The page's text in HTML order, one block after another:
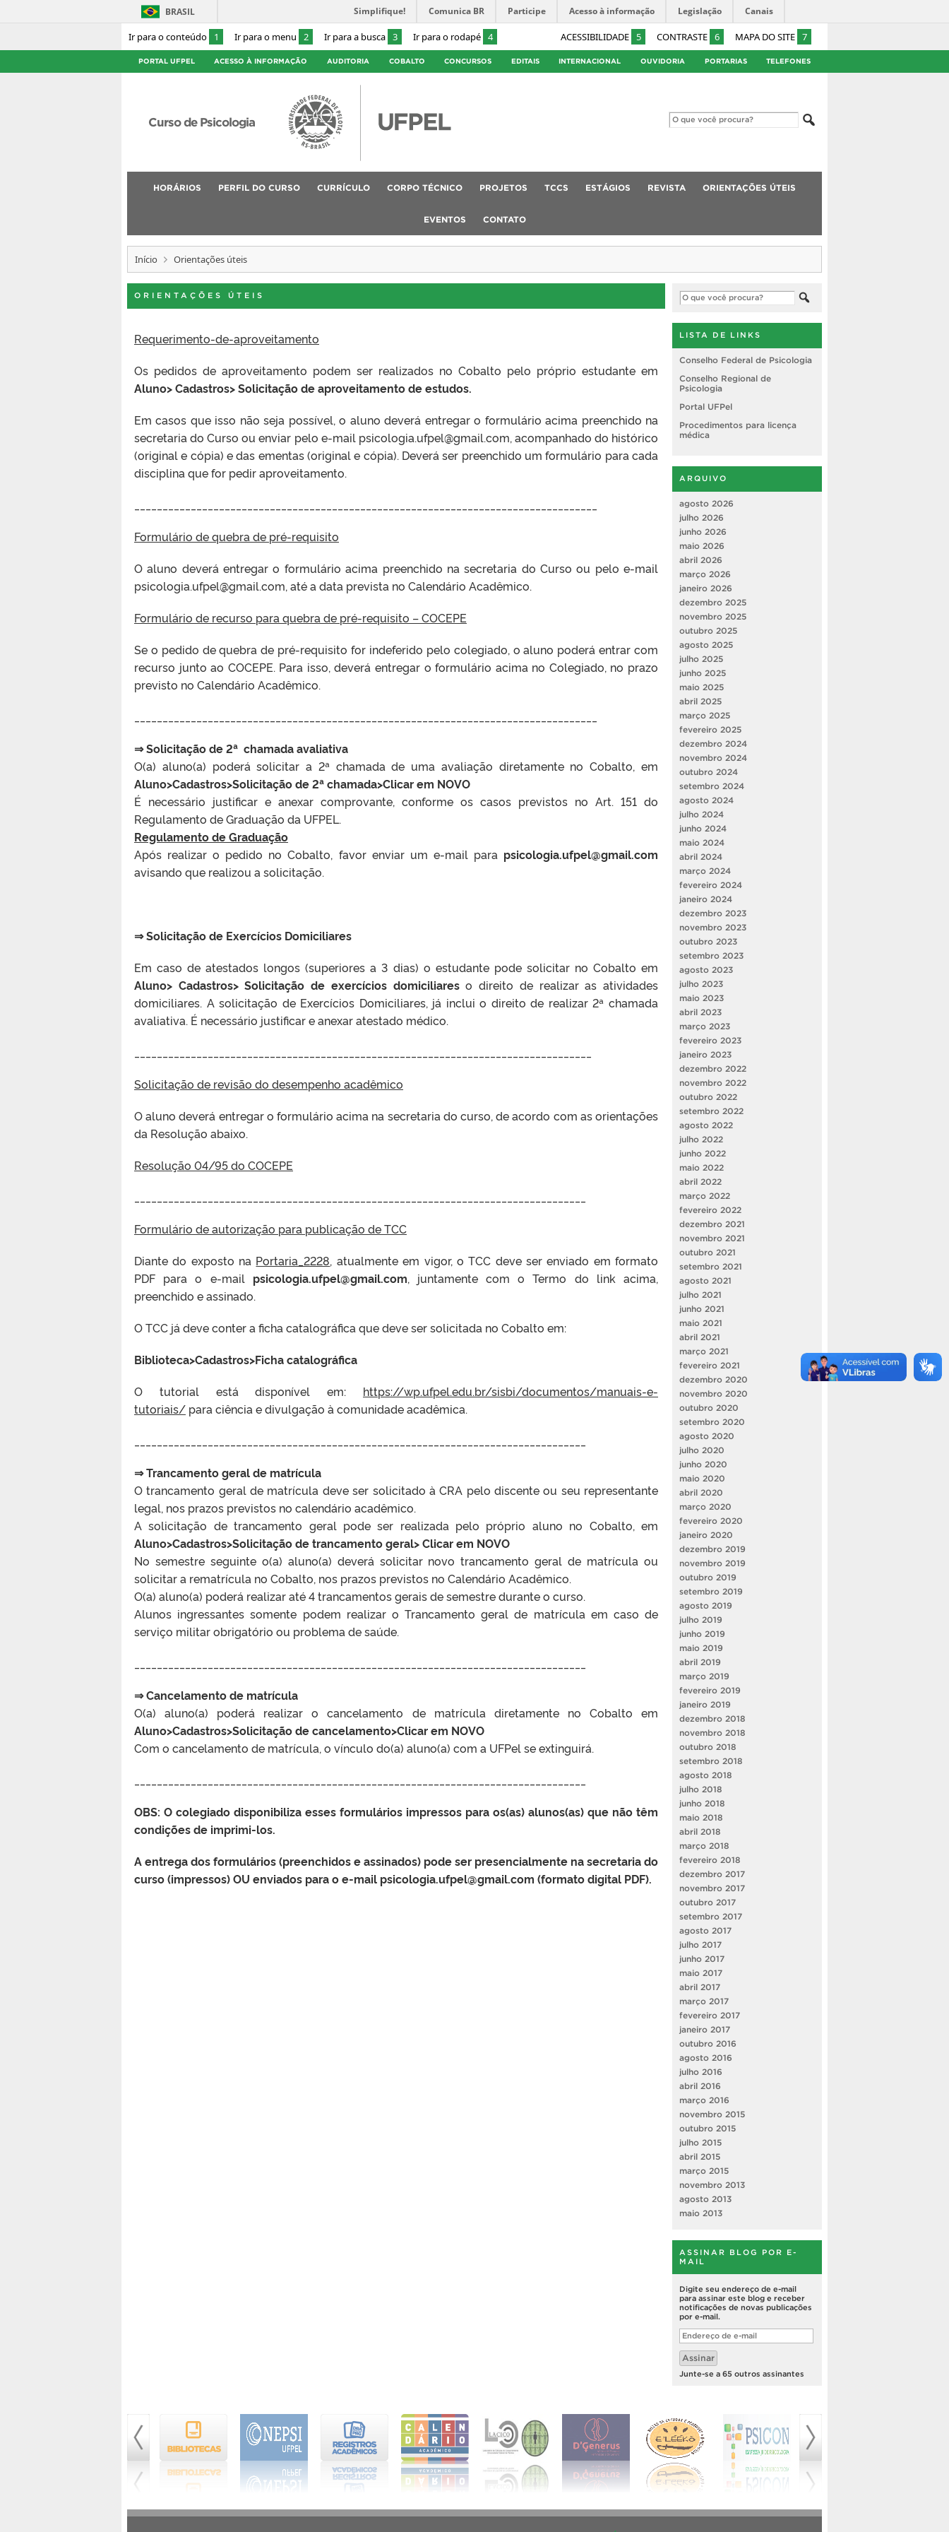
Ir para o conteúdo 1 Ir para o menu 2 Ir para a busca 3 Ir para o rodapé 4 ACESSIBILIDADE 5 CONTRASTE 6 MAPA DO SITE 7
BRASIL Simplifique! Comunica BR Participe Acesso à informação Legislação Canais
PORTAL UFPEL ACESSO À INFORMAÇÃO AUDITORIA COBALTO CONCURSOS EDITAIS INTERNACIONAL OUVIDORIA PORTARIAS TELEFONES
Curso de Psicologia
HORÁRIOS PERFIL DO CURSO CURRÍCULO CORPO TÉCNICO PROJETOS TCCS ESTÁGIOS REVISTA ORIENTAÇÕES ÚTEIS
EVENTOS CONTATO
Início Orientações úteis
ORIENTAÇÕES ÚTEIS
Requerimento-de-aproveitamento
Os pedidos de aproveitamento podem ser realizados no Cobalto pelo próprio estudante em
Aluno> Cadastros> Solicitação de aproveitamento de estudos.
Em casos que isso não seja possível, o aluno deverá entregar o formulário acima preenchido na
secretaria do Curso ou enviar pelo e-mail psicologia.ufpel@gmail.com, acompanhado do histórico
(original e cópia) e das ementas (original e cópia). Deverá ser preenchido um formulário para cada
disciplina que for pedir aproveitamento.
Formulário de quebra de pré-requisito
O aluno deverá entregar o formulário acima preenchido na secretaria do Curso ou pelo e-mail
psicologia.ufpel@gmail.com, até a data prevista no Calendário Acadêmico.
Formulário de recurso para quebra de pré-requisito – COCEPE
Se o pedido de quebra de pré-requisito for indeferido pelo colegiado, o aluno poderá entrar com
recurso junto ao COCEPE. Para isso, deverá entregar o formulário acima no Colegiado, no prazo
previsto no Calendário Acadêmico.
⇒ Solicitação de 2ª chamada avaliativa
O(a) aluno(a) poderá solicitar a 2ª chamada de uma avaliação diretamente no Cobalto, em
Aluno>Cadastros>Solicitação de 2ª chamada>Clicar em NOVO
É necessário justificar e anexar comprovante, conforme os casos previstos no Art. 151 do
Regulamento de Graduação da UFPEL.
Regulamento de Graduação
Após realizar o pedido no Cobalto, favor enviar um e-mail para psicologia.ufpel@gmail.com
avisando que realizou a solicitação.
⇒ Solicitação de Exercícios Domiciliares
Em caso de atestados longos (superiores a 3 dias) o estudante pode solicitar no Cobalto em
Aluno> Cadastros> Solicitação de exercícios domiciliareso direito de realizar as atividades
domiciliares. A solicitação de Exercícios Domiciliares, já inclui o direito de realizar 2ª chamada
avaliativa. É necessário justificar e anexar atestado médico.
Solicitação de revisão do desempenho acadêmico
O aluno deverá entregar o formulário acima na secretaria do curso, de acordo com as orientações
da Resolução abaixo.
Resolução 04/95 do COCEPE
Formulário de autorização para publicação de TCC
Diante do exposto na Portaria_2228, atualmente em vigor, o TCC deve ser enviado em formato
PDF para o e-mail psicologia.ufpel@gmail.com, juntamente com o Termo do link acima,
preenchido e assinado.
O TCC já deve conter a ficha catalográfica que deve ser solicitada no Cobalto em:
Biblioteca>Cadastros>Ficha catalográfica
O tutorial está disponível em: https://wp.ufpel.edu.br/sisbi/documentos/manuais-e-
tutoriais/ para ciência e divulgação à comunidade acadêmica.
⇒ Trancamento geral de matrícula
O trancamento geral de matrícula deve ser solicitado à CRA pelo discente ou seu representante
legal, nos prazos previstos no calendário acadêmico.
A solicitação de trancamento geral pode ser realizada pelo próprio aluno no Cobalto, em
Aluno>Cadastros>Solicitação de trancamento geral> Clicar em NOVO
No semestre seguinte o(a) aluno(a) deverá solicitar novo trancamento geral de matrícula ou
solicitar a rematrícula no Cobalto, nos prazos previstos no Calendário Acadêmico.
O(a) aluno(a) poderá realizar até 4 trancamentos gerais de semestre durante o curso.
Alunos ingressantes somente podem realizar o Trancamento geral de matrícula em caso de
serviço militar obrigatório ou problema de saúde.
⇒ Cancelamento de matrícula
O(a) aluno(a) poderá realizar o cancelamento de matrícula diretamente no Cobalto em
Aluno>Cadastros>Solicitação de cancelamento>Clicar em NOVO
Com o cancelamento de matrícula, o vínculo do(a) aluno(a) com a UFPel se extinguirá.
OBS: O colegiado disponibiliza esses formulários impressos para os(as) alunos(as) que não têm
condições de imprimi-los.
A entrega dos formulários (preenchidos e assinados) pode ser presencialmente na secretaria do
curso (impressos) OU enviados para o e-mail psicologia.ufpel@gmail.com (formato digital PDF).
LISTA DE LINKS
Conselho Federal de Psicologia
Conselho Regional de
Psicologia
Portal UFPel
Procedimentos para licença
médica
ARQUIVO
agosto 2026
julho 2026
junho 2026
maio 2026
abril 2026
março 2026
janeiro 2026
dezembro 2025
novembro 2025
outubro 2025
agosto 2025
julho 2025
junho 2025
maio 2025
abril 2025
março 2025
fevereiro 2025
dezembro 2024
novembro 2024
outubro 2024
setembro 2024
agosto 2024
julho 2024
junho 2024
maio 2024
abril 2024
março 2024
fevereiro 2024
janeiro 2024
dezembro 2023
novembro 2023
outubro 2023
setembro 2023
agosto 2023
julho 2023
maio 2023
abril 2023
março 2023
fevereiro 2023
janeiro 2023
dezembro 2022
novembro 2022
outubro 2022
setembro 2022
agosto 2022
julho 2022
junho 2022
maio 2022
abril 2022
março 2022
fevereiro 2022
dezembro 2021
novembro 2021
outubro 2021
setembro 2021
agosto 2021
julho 2021
junho 2021
maio 2021
abril 2021
março 2021
fevereiro 2021
dezembro 2020
novembro 2020
outubro 2020
setembro 2020
agosto 2020
julho 2020
junho 2020
maio 2020
abril 2020
março 2020
fevereiro 2020
janeiro 2020
dezembro 2019
novembro 2019
outubro 2019
setembro 2019
agosto 2019
julho 2019
junho 2019
maio 2019
abril 2019
março 2019
fevereiro 2019
janeiro 2019
dezembro 2018
novembro 2018
outubro 2018
setembro 2018
agosto 2018
julho 2018
junho 2018
maio 2018
abril 2018
março 2018
fevereiro 2018
dezembro 2017
novembro 2017
outubro 2017
setembro 2017
agosto 2017
julho 2017
junho 2017
maio 2017
abril 2017
março 2017
fevereiro 2017
janeiro 2017
outubro 2016
agosto 2016
julho 2016
abril 2016
março 2016
novembro 2015
outubro 2015
julho 2015
abril 2015
março 2015
novembro 2013
agosto 2013
maio 2013
ASSINAR BLOG POR E-
MAIL
Digite seu endereço de e-mail
para assinar este blog e receber
notificações de novas publicações
por e-mail.
Endereço
de
e-
mail
Assinar
Junte-se a 65 outros assinantes